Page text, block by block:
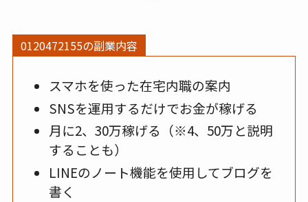
0120472155の副業内容
スマホを使った在宅内職の案内
SNSを運用するだけでお金が稼げる
月に2、30万稼げる（※4、50万と説明
することも）
LINEのノート機能を使用してブログを
書く